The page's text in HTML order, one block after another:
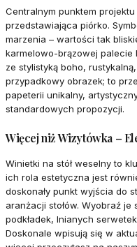
Centralnym punktem
przedstawiająca piórko.
marzenia – wartości tak
karmelowo-brązowej palecie
ze stylistyką boho,
przypadkowy obrazek; to
papeterii unikalny,
standardowych propozycji.
Więcej niż Wizytówka –
Winietki na stół weselny to
ich rola estetyczna jest
doskonały punkt wyjścia do
aranżacji stołów. Wyobraź
podkładek, lnianych
Doskonale wpisują się w